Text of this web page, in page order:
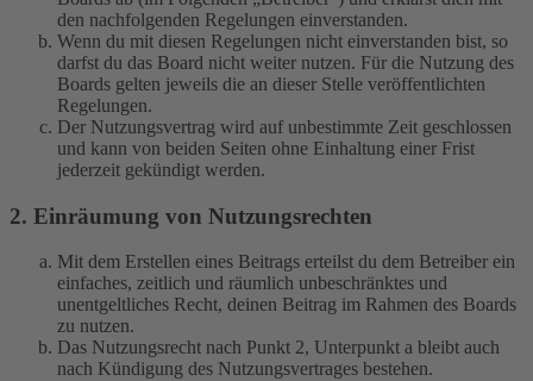
den nachfolgenden Regelungen einverstanden.
Wenn du mit diesen Regelungen nicht einverstanden bist, so
darfst du das Board nicht weiter nutzen. Für die Nutzung des
Boards gelten jeweils die an dieser Stelle veröffentlichten
Regelungen.
Der Nutzungsvertrag wird auf unbestimmte Zeit geschlossen
und kann von beiden Seiten ohne Einhaltung einer Frist
jederzeit gekündigt werden.
2. Einräumung von Nutzungsrechten
Mit dem Erstellen eines Beitrags erteilst du dem Betreiber ein
einfaches, zeitlich und räumlich unbeschränktes und
unentgeltliches Recht, deinen Beitrag im Rahmen des Boards
zu nutzen.
Das Nutzungsrecht nach Punkt 2, Unterpunkt a bleibt auch
nach Kündigung des Nutzungsvertrages bestehen.